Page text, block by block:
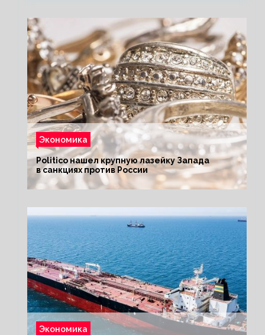
Экономика
Politico нашел крупную лазейку Запада
в санкциях против России
Экономика